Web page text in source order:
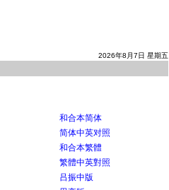
2026年8月7日 星期五
和合本简体
简体中英对照
和合本繁體
繁體中英對照
吕振中版